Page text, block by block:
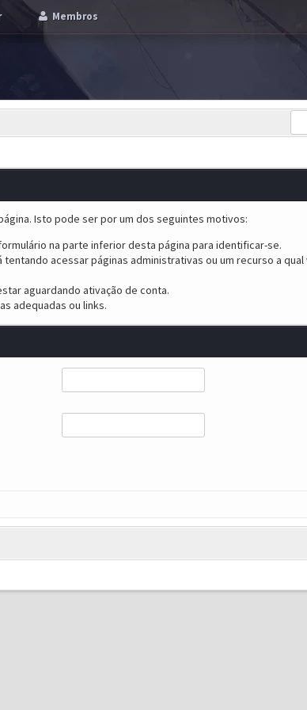
Membros
Isto pode ser por um dos seguintes motivos:
na parte inferior desta página para identificar-se.
acessar páginas administrativas ou um recurso a
aguardando ativação de conta.
adequadas ou links.